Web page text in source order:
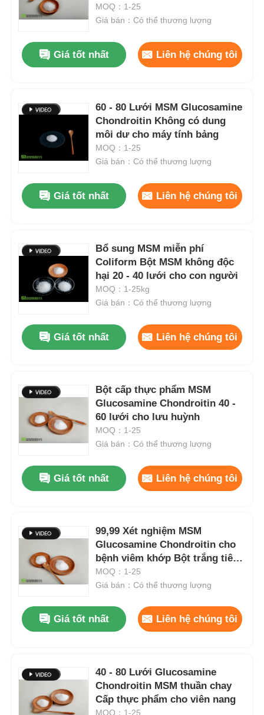
Sản phẩm
Video
Về chúng tôi
Kiểm soát chất lượng
Bột MSM
MSM Methylsulfonylmethane
MSM Dimetyl Sulfone
MOQ：1-25
Giá bán：Có thể thương lượng
Giá tốt nhất Liên hệ chúng tôi
60 - 80 Lưới MSM Glucosamine
Chondroitin Không có dung
môi dư cho máy tính bảng
MOQ：1-25
Giá bán：Có thể thương lượng
Giá tốt nhất Liên hệ chúng tôi
Bổ sung MSM miễn phí
Coliform Bột MSM không độc
hại 20 - 40 lưới cho con người
MOQ：1-25kg
Giá bán：Có thể thương lượng
Giá tốt nhất Liên hệ chúng tôi
Bột cấp thực phẩm MSM
Glucosamine Chondroitin 40 -
60 lưới cho lưu huỳnh
MOQ：1-25
Giá bán：Có thể thương lượng
Giá tốt nhất Liên hệ chúng tôi
99,99 Xét nghiệm MSM
Glucosamine Chondroitin cho
bệnh viêm khớp Bột trắng tiêu
chuẩn 40 lưới USP
MOQ：1-25
Giá bán：Có thể thương lượng
Giá tốt nhất Liên hệ chúng tôi
40 - 80 Lưới Glucosamine
Chondroitin MSM thuần chay
Cấp thực phẩm cho viên nang
MOQ：1-25